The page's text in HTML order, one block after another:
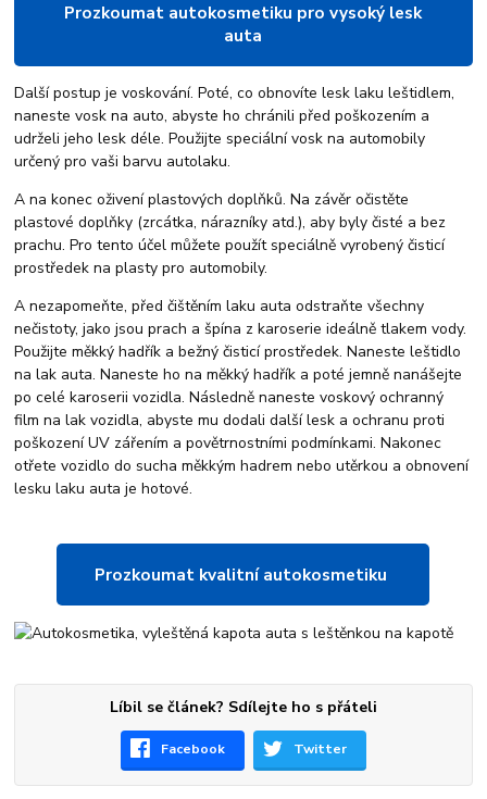
Prozkoumat autokosmetiku pro vysoký lesk
auta
Další postup je voskování. Poté, co obnovíte lesk laku leštidlem,
naneste vosk na auto, abyste ho chránili před poškozením a
udrželi jeho lesk déle. Použijte speciální vosk na automobily
určený pro vaši barvu autolaku.
A na konec oživení plastových doplňků. Na závěr očistěte
plastové doplňky (zrcátka, nárazníky atd.), aby byly čisté a bez
prachu. Pro tento účel můžete použít speciálně vyrobený čisticí
prostředek na plasty pro automobily.
A nezapomeňte, před čištěním laku auta odstraňte všechny
nečistoty, jako jsou prach a špína z karoserie ideálně tlakem vody.
Použijte měkký hadřík a bežný čisticí prostředek. Naneste leštidlo
na lak auta. Naneste ho na měkký hadřík a poté jemně nanášejte
po celé karoserii vozidla. Následně naneste voskový ochranný
film na lak vozidla, abyste mu dodali další lesk a ochranu proti
poškození UV zářením a povětrnostními podmínkami. Nakonec
otřete vozidlo do sucha měkkým hadrem nebo utěrkou a obnovení
lesku laku auta je hotové.
Prozkoumat kvalitní autokosmetiku
Líbil se článek? Sdílejte ho s přáteli
Facebook Twitter